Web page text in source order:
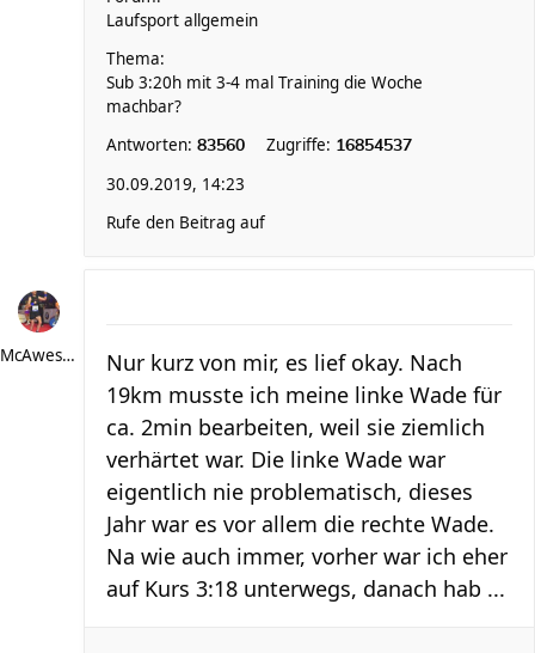
Laufsport allgemein
Thema:
Sub 3:20h mit 3-4 mal Training die Woche
machbar?
Antworten: 83560 Zugriffe: 16854537
30.09.2019, 14:23
Rufe den Beitrag auf
McAwesome
Nur kurz von mir, es lief okay. Nach
19km musste ich meine linke Wade für
ca. 2min bearbeiten, weil sie ziemlich
verhärtet war. Die linke Wade war
eigentlich nie problematisch, dieses
Jahr war es vor allem die rechte Wade.
Na wie auch immer, vorher war ich eher
auf Kurs 3:18 unterwegs, danach hab ...